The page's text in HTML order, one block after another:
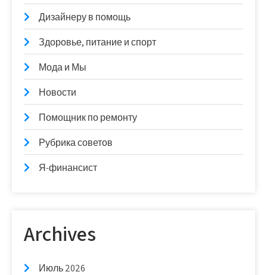
Дизайнеру в помощь
Здоровье, питание и спорт
Мода и Мы
Новости
Помощник по ремонту
Рубрика советов
Я-финансист
Archives
Июль 2026